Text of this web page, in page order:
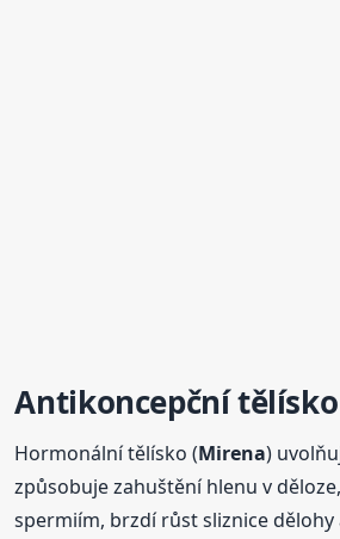
Antikoncepční tělísko
Hormonální tělísko (Mirena)
způsobuje zahuštění hlenu v
spermiím, brzdí růst sliznice dělohy